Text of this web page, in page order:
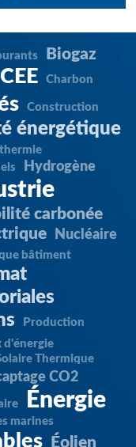
Biogaz
CEE Charbon
Construction
énergétique
Hydrogène
carbonée
Nucléaire
bâtiment
Production
d'énergie
Thermique
CO2
Énergie
marines
Éolien